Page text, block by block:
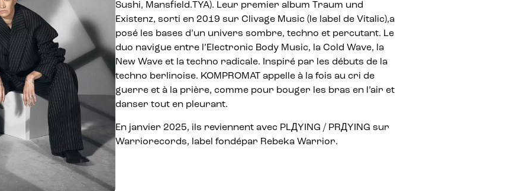
Sushi, Mansfield.TYA). Leur premier album Traum und
Existenz, sorti en 2019 sur Clivage Music (le label de Vitalic),a
posé les bases d’un univers sombre, techno et percutant. Le
duo navigue entre l’Electronic Body Music, la Cold Wave, la
New Wave et la techno radicale. Inspiré par les débuts de la
techno berlinoise. KOMPROMAT appelle à la fois au cri de
guerre et à la prière, comme pour bouger les bras en l’air et
danser tout en pleurant.
En janvier 2025, ils reviennent avec PLДYING / PRДYING sur
Warriorecords, label fondépar Rebeka Warrior.